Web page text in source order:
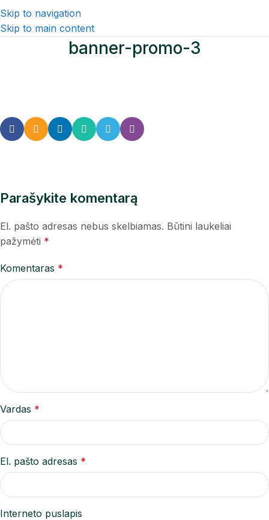
Skip to navigation
Skip to main content
banner-promo-3
Parašykite komentarą
El. pašto adresas nebus skelbiamas. Būtini laukeliai
pažymėti *
Komentaras *
Vardas *
El. pašto adresas *
Interneto puslapis